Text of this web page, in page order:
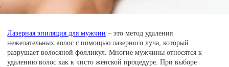
Лазерная эпиляция для мужчин – это метод удаления
нежелательных волос с помощью лазерного луча, который
разрушает волосяной фолликул. Многие мужчины относятся к
удалению волос как к чисто женской процедуре. При выборе